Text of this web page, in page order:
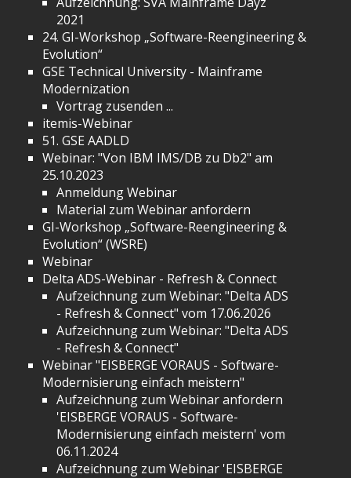
2021
24. GI-Workshop „Software-Reengineering &
Evolution“
GSE Technical University - Mainframe
Modernization
Vortrag zusenden ...
itemis-Webinar
51. GSE AADLD
Webinar: "Von IBM IMS/DB zu Db2" am
25.10.2023
Anmeldung Webinar
Material zum Webinar anfordern
GI-Workshop „Software-Reengineering &
Evolution“ (WSRE)
Webinar
Delta ADS-Webinar - Refresh & Connect
Aufzeichnung zum Webinar: "Delta ADS
- Refresh & Connect" vom 17.06.2026
Aufzeichnung zum Webinar: "Delta ADS
- Refresh & Connect"
Webinar "EISBERGE VORAUS - Software-
Modernisierung einfach meistern"
Aufzeichnung zum Webinar anfordern
'EISBERGE VORAUS - Software-
Modernisierung einfach meistern' vom
06.11.2024
Aufzeichnung zum Webinar 'EISBERGE